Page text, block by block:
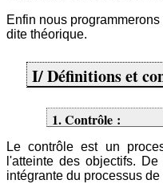
Enfin nous
dite théorique.
I/ Définitions et
1. Contrôle :
Le contrôle est un
l'atteinte des objectifs.
intégrante du processus de